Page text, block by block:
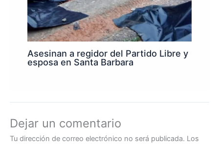
Asesinan a regidor del Partido Libre y
esposa en Santa Barbara
Dejar un comentario
Tu dirección de correo electrónico no será publicada. Los